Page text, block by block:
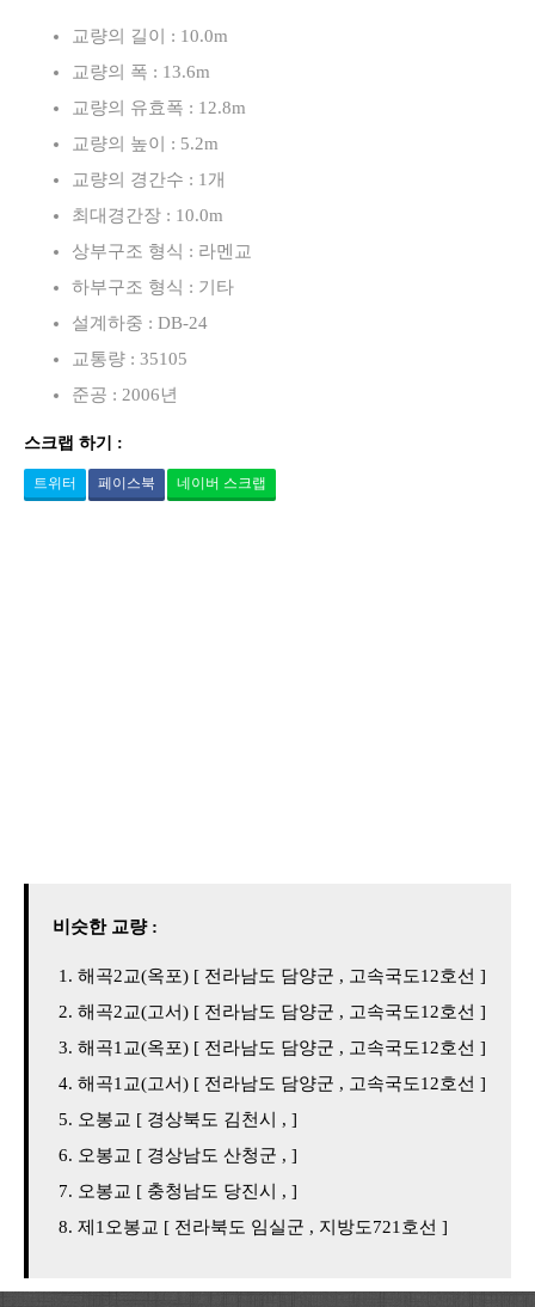
교량의 길이 : 10.0m
교량의 폭 : 13.6m
교량의 유효폭 : 12.8m
교량의 높이 : 5.2m
교량의 경간수 : 1개
최대경간장 : 10.0m
상부구조 형식 : 라멘교
하부구조 형식 : 기타
설계하중 : DB-24
교통량 : 35105
준공 : 2006년
스크랩 하기 :
트위터 페이스북 네이버 스크랩
비슷한 교량 :
해곡2교(옥포) [ 전라남도 담양군 , 고속국도12호선 ]
해곡2교(고서) [ 전라남도 담양군 , 고속국도12호선 ]
해곡1교(옥포) [ 전라남도 담양군 , 고속국도12호선 ]
해곡1교(고서) [ 전라남도 담양군 , 고속국도12호선 ]
오봉교 [ 경상북도 김천시 , ]
오봉교 [ 경상남도 산청군 , ]
오봉교 [ 충청남도 당진시 , ]
제1오봉교 [ 전라북도 임실군 , 지방도721호선 ]